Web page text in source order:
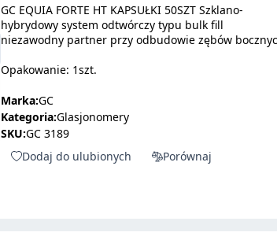
GC EQUIA FORTE HT KAPSUŁKI 50SZT Szklano-
hybrydowy system odtwórczy typu bulk fill
niezawodny partner przy odbudowie zębów
Opakowanie: 1szt.
Marka:GC
Kategoria:Glasjonomery
SKU:GC 3189
Dodaj do ulubionych
Porównaj